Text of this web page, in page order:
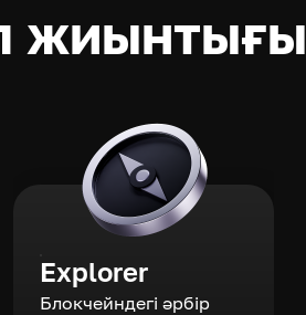
жиынтығы
Explorer
Блокчейндегі әрбір